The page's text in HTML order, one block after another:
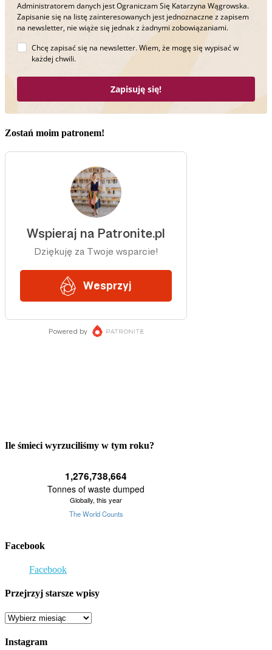
Administratorem danych jest Ograniczam Się Katarzyna Wągrowska.
Zapisanie się na listę zainteresowanych jest jednoznaczne z zapisem
na newsletter, nie wiąże się jednak z żadnymi zobowiązaniami.
Chcę zapisać się na newsletter. Wiem, że mogę się wypisać w
każdej chwili.
Zapisuję się!
Zostań moim patronem!
Ile śmieci wyrzuciliśmy w tym roku?
Facebook
Facebook
Przejrzyj starsze wpisy
Przejrzyj
wpisy
Instagram